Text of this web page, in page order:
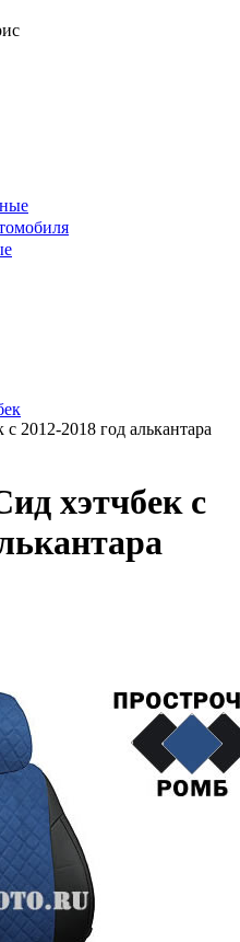
2012-2018 год алькантара
хэтчбек с